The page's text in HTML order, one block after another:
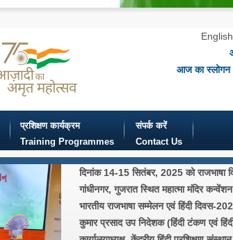
English
आज का स्लोगन :
प्रशिक्षण कार्यक्रम
Training Programmes
संपर्क करें
Contact Us
दिनांक 14-15 सितंबर, 2025 को राजभाषा
गांधीनगर, गुजरात स्थित महात्मा मंदिर
भारतीय राजभाषा सम्मेलन एवं हिंदी दिवस-
कुमार प्रसाद उप निदेशक (हिंदी टंकण एवं